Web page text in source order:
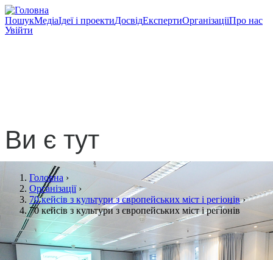
ПошукМедіаІдеї і проектиДосвідЕкспертиОрганізаціїПро нас
Увійти
Ви є тут
Головна ›
Організації›
70 кейсів з культури з європейських міст і регіонів›
70 кейсів з культури з європейських міст і регіонів